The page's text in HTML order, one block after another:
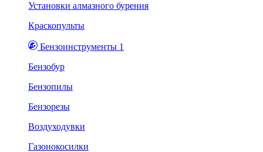
Установки алмазного бурения
Краскопульты
Бензоинструменты 1
Бензобур
Бензопилы
Бензорезы
Воздуходувки
Газонокосилки